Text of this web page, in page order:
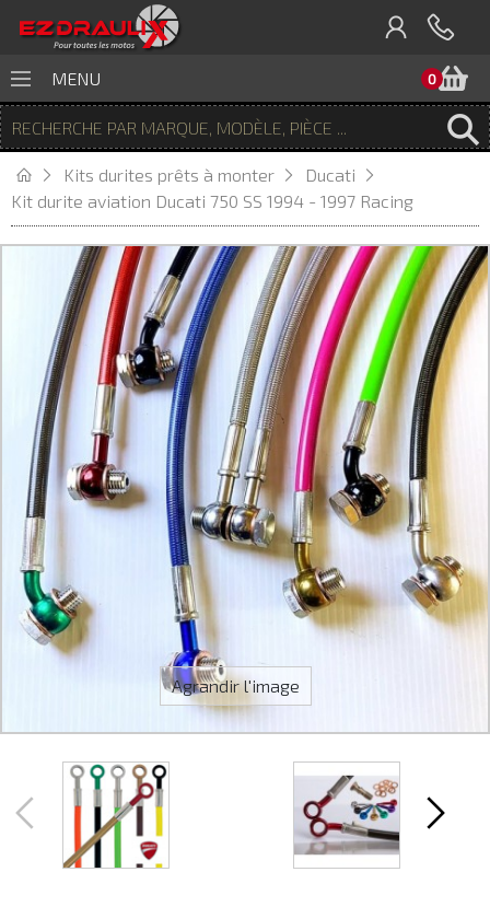
0
MENU
Kits durites prêts à monter
Ducati
Kit durite aviation Ducati 750 SS 1994 - 1997 Racing
Agrandir l'image